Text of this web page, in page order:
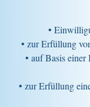
•
• zur Erfüllung
• auf Basis
• zur Erfüllung